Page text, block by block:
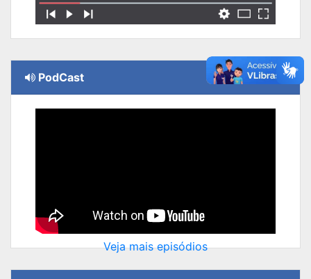
PodCast
Veja mais episódios